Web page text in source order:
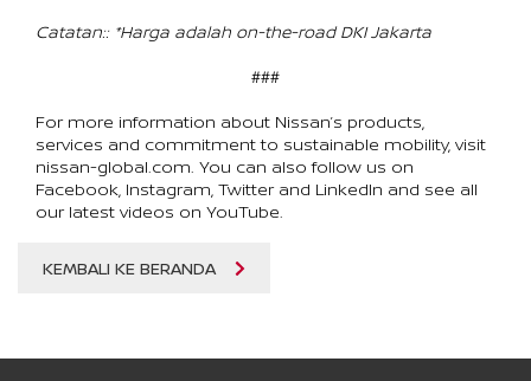
Catatan:: *Harga adalah on-the-road DKI Jakarta
###
For more information about Nissan’s products,
services and commitment to sustainable mobility, visit
nissan-global.com. You can also follow us on
Facebook, Instagram, Twitter and LinkedIn and see all
our latest videos on YouTube.
KEMBALI KE BERANDA